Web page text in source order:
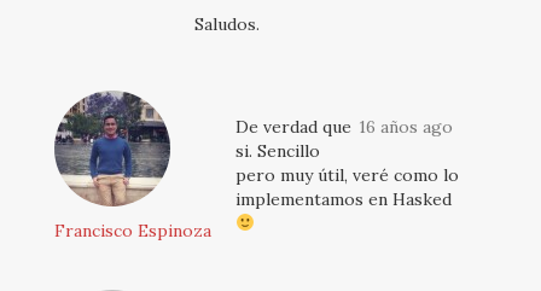
Saludos.
Francisco Espinoza
16 años ago
De verdad que
si. Sencillo
pero muy útil, veré como lo
implementamos en Hasked